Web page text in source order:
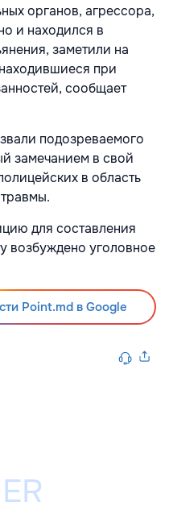
органов, агрессора,
и находился в
заметили на
при
сообщает
подозреваемого
замечанием в свой
в область
для составления
возбуждено уголовное
Point.md в Google